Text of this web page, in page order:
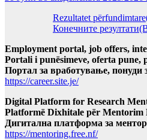
Rezultatet
Конечните
Employment portal, job offers,
Portali i punësimeve, oferta pune,
Портал за вработување, понуди
https://career.site.je/
Digital Platform for Research
Platformë Dixhitale për
Дигитална платформа за
https://mentoring.free.nf/